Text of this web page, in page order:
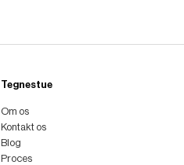
Tegnestue
Om os
Kontakt os
Blog
Proces